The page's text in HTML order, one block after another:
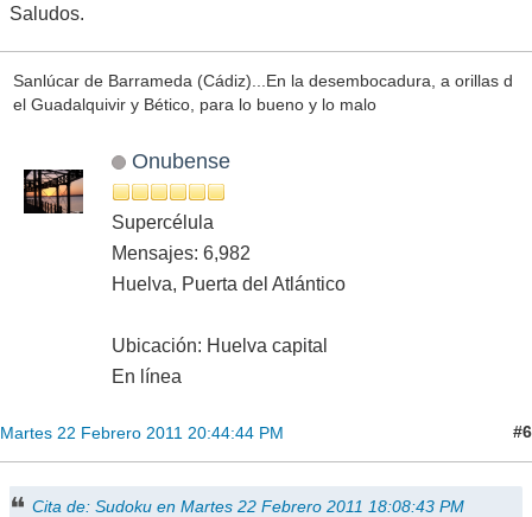
Saludos.
Sanlúcar de Barrameda (Cádiz)...En la desembocadura, a orillas d
el Guadalquivir y Bético, para lo bueno y lo malo
Onubense
Supercélula
Mensajes: 6,982
Huelva, Puerta del Atlántico
Ubicación: Huelva capital
En línea
Martes 22 Febrero 2011 20:44:44 PM #6
Cita de: Sudoku en Martes 22 Febrero 2011 18:08:43 PM